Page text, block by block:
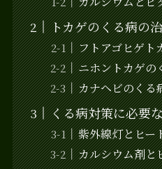
トカゲのくる病の
フトアゴヒゲト
ニホントカゲの
カナヘビのくる
くる病対策に必要
紫外線灯とヒー
カルシウム剤と